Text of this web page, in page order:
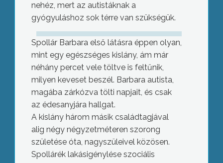
nehéz, mert az autistáknak a
gyógyuláshoz sok térre van szükségük.
Spollár Barbara első látásra éppen olyan,
mint egy egészséges kislány, ám már
néhány percet vele töltve is feltűnik,
milyen keveset beszél. Barbara autista,
magába zárkózva tölti napjait, és csak
az édesanyjára hallgat.
A kislány három másik családtagjával
alig négy négyzetméteren szorong
születése óta, nagyszüleivel közösen.
Spollárék lakásigénylése szociális